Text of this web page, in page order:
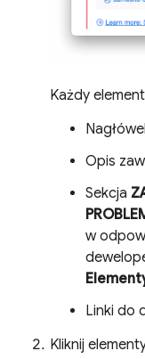
Każdy
Opis
Sekcja
w
Linki do
Kliknij